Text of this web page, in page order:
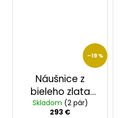
–19 %
Náušnice z
bieleho zlata
23208B
Skladom (2 pár)
293 €